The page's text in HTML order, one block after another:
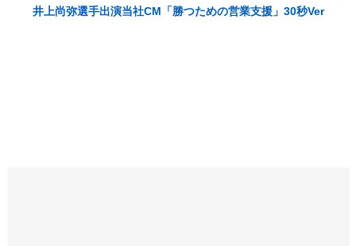
井上尚弥選手出演当社CM「勝つための営業支援」30秒Ver